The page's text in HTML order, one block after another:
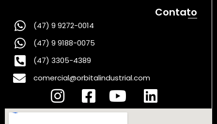
Contato
(47) 9 9272-0014
(47) 9 9188-0075
(47) 3305-4389
comercial@orbitalindustrial.com